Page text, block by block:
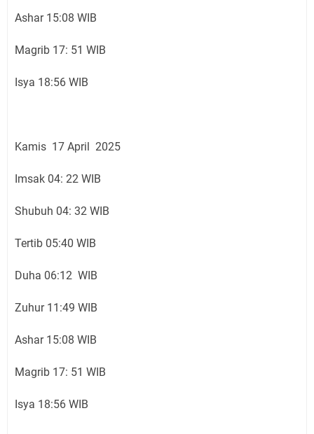
Ashar 15:08 WIB
Magrib 17: 51 WIB
Isya 18:56 WIB
Kamis 17 April 2025
Imsak 04: 22 WIB
Shubuh 04: 32 WIB
Tertib 05:40 WIB
Duha 06:12 WIB
Zuhur 11:49 WIB
Ashar 15:08 WIB
Magrib 17: 51 WIB
Isya 18:56 WIB